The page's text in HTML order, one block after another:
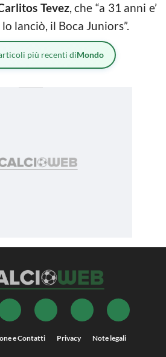
Tevez, che “a 31 anni e’
lanciò, il Boca Juniors”.
più recenti diMondo
e Contatti Privacy Note legali